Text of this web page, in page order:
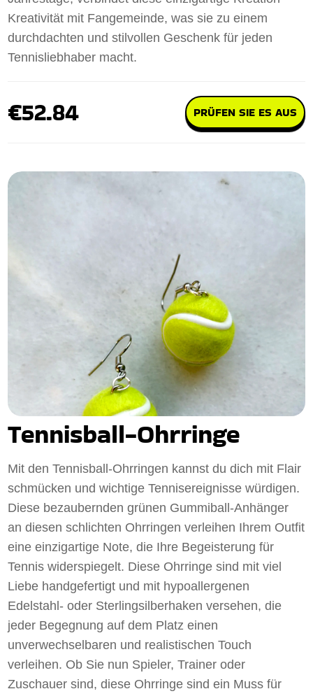
Kreativität mit Fangemeinde, was sie zu einem
durchdachten und stilvollen Geschenk für jeden
Tennisliebhaber macht.
€52.84 PRÜFEN SIE ES AUS
Tennisball-Ohrringe
Mit den Tennisball-Ohrringen kannst du dich mit Flair
schmücken und wichtige Tennisereignisse würdigen.
Diese bezaubernden grünen Gummiball-Anhänger
an diesen schlichten Ohrringen verleihen Ihrem Outfit
eine einzigartige Note, die Ihre Begeisterung für
Tennis widerspiegelt. Diese Ohrringe sind mit viel
Liebe handgefertigt und mit hypoallergenen
Edelstahl- oder Sterlingsilberhaken versehen, die
jeder Begegnung auf dem Platz einen
unverwechselbaren und realistischen Touch
verleihen. Ob Sie nun Spieler, Trainer oder
Zuschauer sind, diese Ohrringe sind ein Muss für